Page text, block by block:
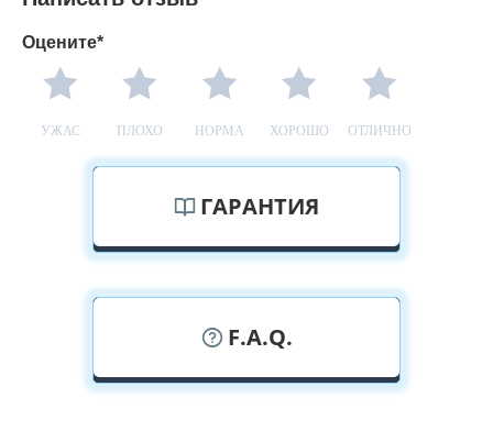
Оцените*
УЖАС ПЛОХО НОРМА ХОРОШО ОТЛИЧНО
ГАРАНТИЯ
F.A.Q.